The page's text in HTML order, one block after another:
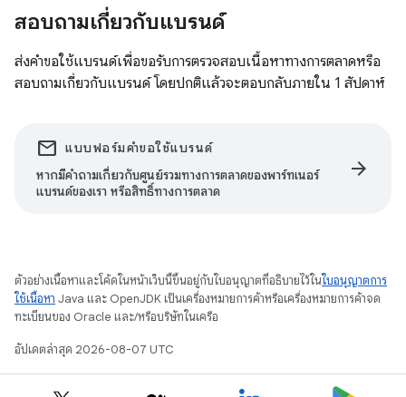
สอบถามเกี่ยวกับแบรนด์
ส่งคำขอใช้แบรนด์เพื่อขอรับการตรวจสอบเนื้อหาทางการตลาดหรือ
สอบถามเกี่ยวกับแบรนด์ โดยปกติแล้วจะตอบกลับภายใน 1 สัปดาห์
email แบบฟอร์มคำขอใช้แบรนด์
หากมีคำถามเกี่ยวกับศูนย์รวมทางการตลาดของพาร์ทเนอร์
แบรนด์ของเรา หรือสิทธิ์ทางการตลาด
arrow_forward
ตัวอย่างเนื้อหาและโค้ดในหน้าเว็บนี้ขึ้นอยู่กับใบอนุญาตที่อธิบายไว้ในใบอนุญาตการ
ใช้เนื้อหา Java และ OpenJDK เป็นเครื่องหมายการค้าหรือเครื่องหมายการค้าจด
ทะเบียนของ Oracle และ/หรือบริษัทในเครือ
อัปเดตล่าสุด 2026-08-07 UTC